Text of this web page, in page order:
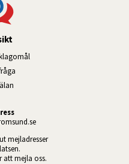
mejladresser
att mejla oss.